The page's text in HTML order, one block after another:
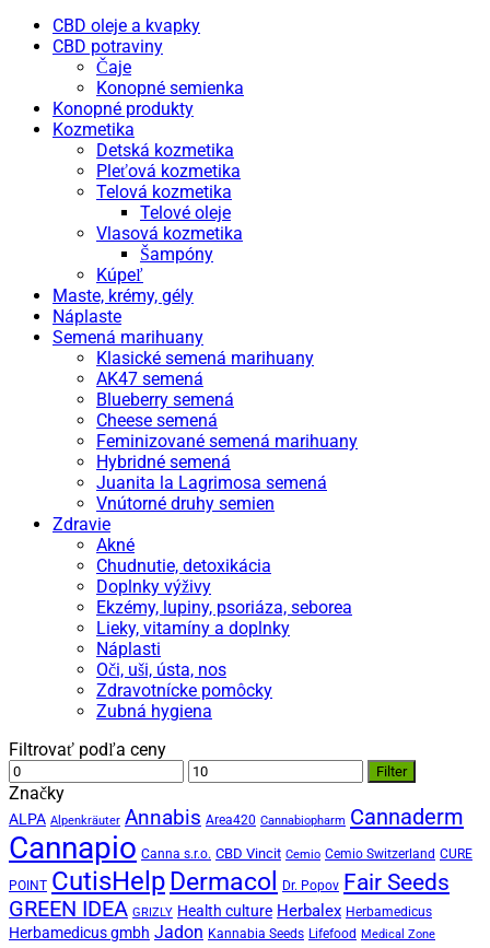
CBD oleje a kvapky
CBD potraviny
Čaje
Konopné semienka
Konopné produkty
Kozmetika
Detská kozmetika
Pleťová kozmetika
Telová kozmetika
Telové oleje
Vlasová kozmetika
Šampóny
Kúpeľ
Maste, krémy, gély
Náplaste
Semená marihuany
Klasické semená marihuany
AK47 semená
Blueberry semená
Cheese semená
Feminizované semená marihuany
Hybridné semená
Juanita la Lagrimosa semená
Vnútorné druhy semien
Zdravie
Akné
Chudnutie, detoxikácia
Doplnky výživy
Ekzémy, lupiny, psoriáza, seborea
Lieky, vitamíny a doplnky
Náplasti
Oči, uši, ústa, nos
Zdravotnícke pomôcky
Zubná hygiena
Filtrovať podľa ceny
Minimálna
cena
Maximálna
cena
Filter
Značky
ALPA Alpenkräuter Annabis Area420 Cannabiopharm Cannaderm
Cannapio Canna s.r.o. CBD Vincit Cemio Cemio Switzerland CURE
POINT CutisHelpDermacol Dr. Popov Fair Seeds
GREEN IDEA GRIZLY Health culture Herbalex Herbamedicus
Herbamedicus gmbh Jadon Kannabia Seeds Lifefood Medical Zone